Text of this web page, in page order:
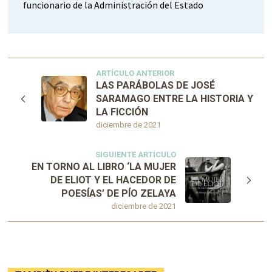
funcionario de la Administración del Estado
ARTÍCULO ANTERIOR
diciembre de 2021
LAS PARÁBOLAS DE JOSÉ
SARAMAGO ENTRE LA HISTORIA Y
LA FICCIÓN
SIGUIENTE ARTÍCULO
diciembre de 2021
EN TORNO AL LIBRO ‘LA MUJER
DE ELIOT Y EL HACEDOR DE
POESÍAS’ DE PÍO ZELAYA